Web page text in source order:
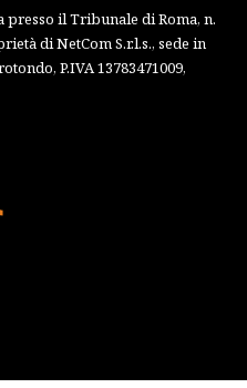
presso il Tribunale di Roma, n.
di NetCom S.r.l.s., sede in
P.IVA 13783471009,